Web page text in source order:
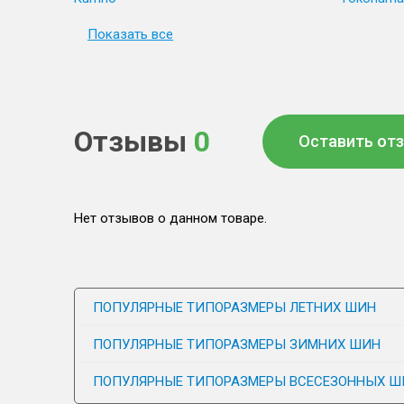
Показать все
Отзывы 0 Оставить
Нет отзывов о данном товаре.
ПОПУЛЯРНЫЕ ТИПОРАЗМЕРЫ ЛЕТНИХ ШИН
ПОПУЛЯРНЫЕ ТИПОРАЗМЕРЫ ЗИМНИХ ШИН
ПОПУЛЯРНЫЕ ТИПОРАЗМЕРЫ ВСЕСЕЗОННЫХ